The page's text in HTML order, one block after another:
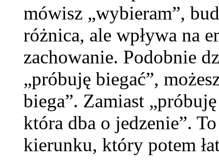
mówisz „wybieram”,
różnica, ale wpływa na
zachowanie. Podobnie
„próbuję biegać”,
biega”. Zamiast
która dba o jedzenie”.
kierunku, który potem